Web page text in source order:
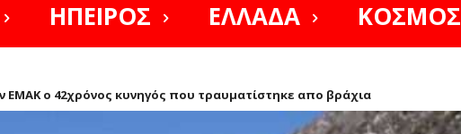
ΗΠΕΙΡΟΣ ΕΛΛΑΔΑ ΚΟΣΜΟΣ
ΕΜΑΚ ο 42χρόνος κυνηγός που τραυματίστηκε απο βράχια